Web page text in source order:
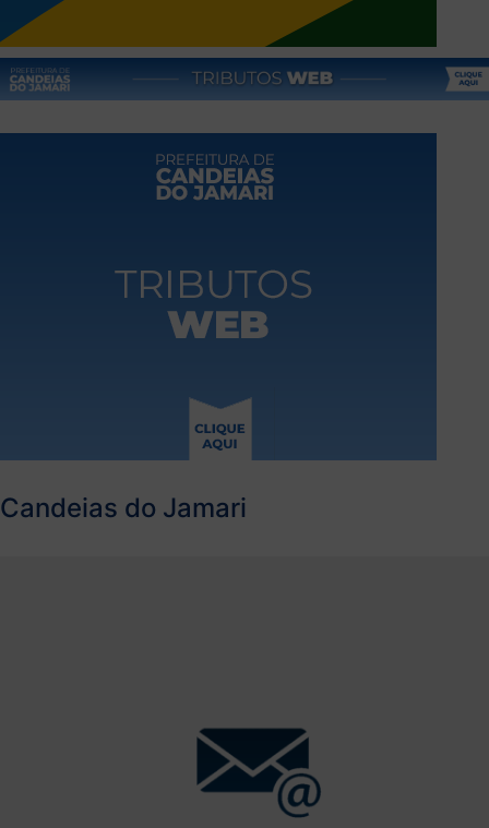
Candeias do Jamari